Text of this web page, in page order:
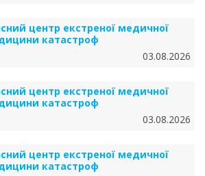
центр екстреної медичної
катастроф
03.08.2026
центр екстреної медичної
катастроф
03.08.2026
центр екстреної медичної
катастроф